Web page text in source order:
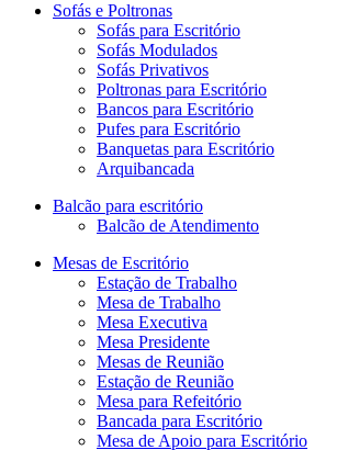
Sofás e Poltronas
Sofás para Escritório
Sofás Modulados
Sofás Privativos
Poltronas para Escritório
Bancos para Escritório
Pufes para Escritório
Banquetas para Escritório
Arquibancada
Balcão para escritório
Balcão de Atendimento
Mesas de Escritório
Estação de Trabalho
Mesa de Trabalho
Mesa Executiva
Mesa Presidente
Mesas de Reunião
Estação de Reunião
Mesa para Refeitório
Bancada para Escritório
Mesa de Apoio para Escritório